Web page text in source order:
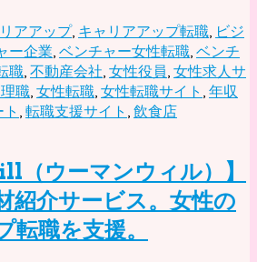
アアップ, キャリアアップ転職 ビジ
ー企業 ベンチャー女性転職 ベンチ
職 不動産会社 女性役員 女性求人サ
職 女性転職 女性転職サイト 年収
転職支援サイト 飲食店
ウーマンウィル）】
紹介サービス。女性の
転職を支援。